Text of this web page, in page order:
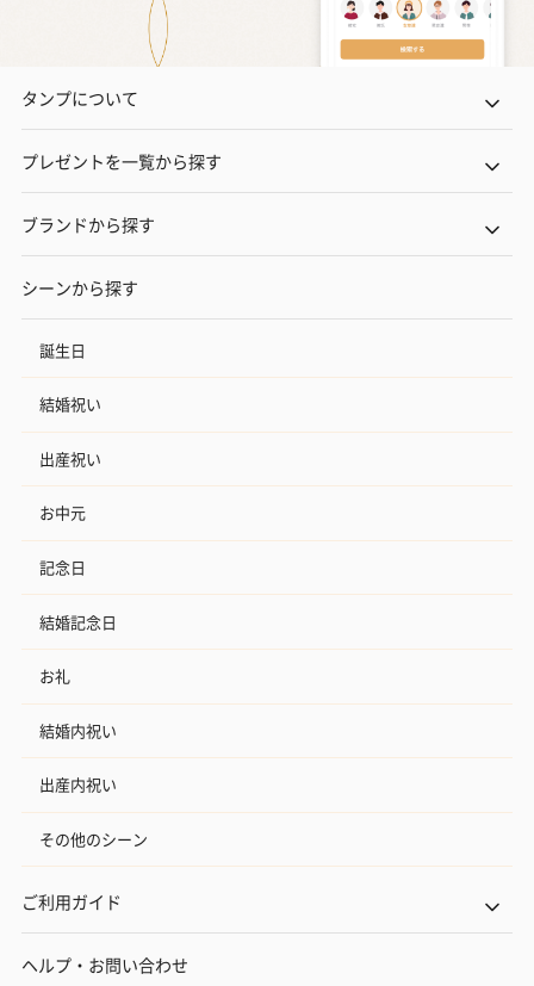
タンプについて
プレゼントを一覧から探す
ブランドから探す
シーンから探す
誕生日
結婚祝い
出産祝い
お中元
記念日
結婚記念日
お礼
結婚内祝い
出産内祝い
その他のシーン
ご利用ガイド
ヘルプ・お問い合わせ